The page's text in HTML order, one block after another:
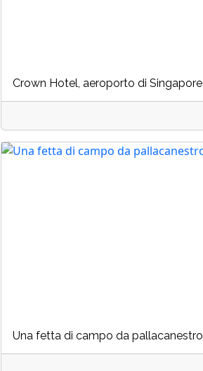
Crown Hotel, aeroporto di Singapore
Una fetta di campo da pallacanestro